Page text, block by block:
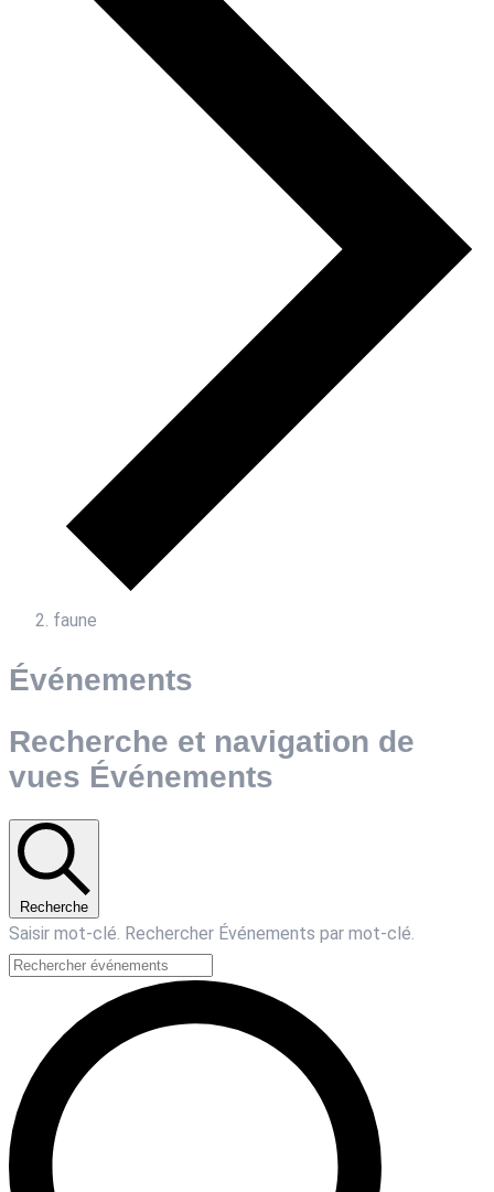
faune
Événements
Recherche et navigation de
vues Événements
Recherche
Saisir mot-clé. Rechercher Événements par mot-clé.